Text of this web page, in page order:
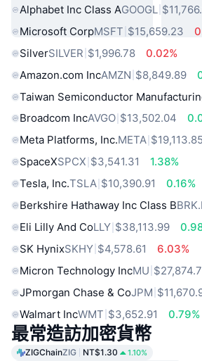
Alphabet Inc Class AGOOGL
Microsoft CorpMSFT $15,659.23
SilverSILVER $1,996.78
0.02%
Amazon.com IncAMZN $8,849.89
Taiwan Semiconductor
Broadcom IncAVGO $13,502.04
Meta Platforms, Inc.META $19,113.85
SpaceXSPCX $3,541.31
1.38%
Tesla, Inc.TSLA $10,390.91
0.16%
Berkshire Hathaway Inc Class B
Eli Lilly And CoLLY $38,113.99
SK HynixSKHY $4,578.61
6.03%
Micron Technology IncMU
JPmorgan Chase & CoJPM
Walmart IncWMT $3,652.91 0.79%
最常造訪加密貨幣
ZIGChainZIG NT$1.30 1.10%